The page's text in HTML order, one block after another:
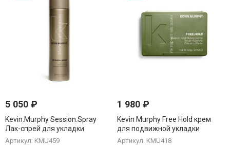
5 050 ₽
Kevin.Murphy Session.Spray
Лак-спрей для укладки
сильной фиксации 400 мл
Артикул: KMU459
1 980₽
Kevin Murphy Free Hold крем
для подвижной укладки
мужских волос 30 г
Артикул: KMU418